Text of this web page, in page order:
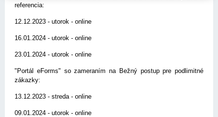
referencia:
12.12.2023 - utorok - online
16.01.2024 - utorok - online
23.01.2024 - utorok - online
"Portál eForms" so zameraním na Bežný postup pre podlimitné
zákazky:
13.12.2023 - streda - online
09.01.2024 - utorok - online